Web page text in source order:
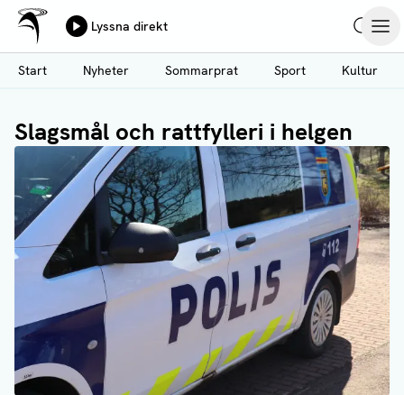
Hoppa
till
huvudinnehåll
Ålands Radio & TV
Lyssna direkt
Start
Nyheter Sommarprat Sport Kultur
Slagsmål och rattfylleri i helgen